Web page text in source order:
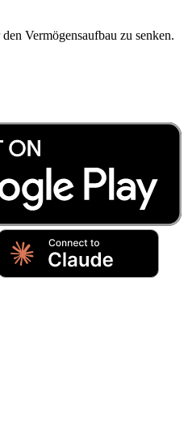
Vermögensaufbau zu senken.